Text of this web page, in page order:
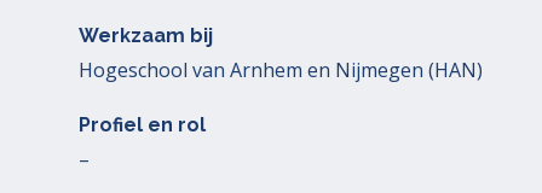
Werkzaam bij
Hogeschool van Arnhem en Nijmegen (HAN)
Profiel en rol
–